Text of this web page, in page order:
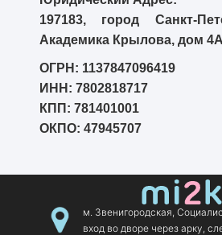
197183, город Санкт-
Академика Крылова, дом 4А
ОГРН: 1137847096419
ИНН: 7802818717
КПП: 781401001
ОКПО: 47945707
м. Звенигородская,
вход во дворе через арку,